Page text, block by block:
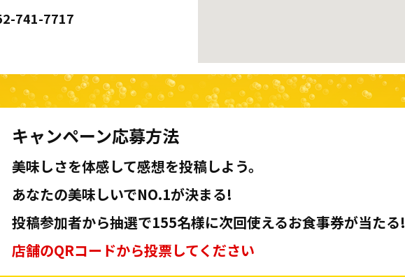
741-7717
キャンペーン応募方法
美味しさを体感して感想を投稿しよう。
あなたの美味しいでNO.1が決まる!
投稿参加者から抽選で155名様に次回使えるお食事券が当たる!
店舗のQRコードから投票してください